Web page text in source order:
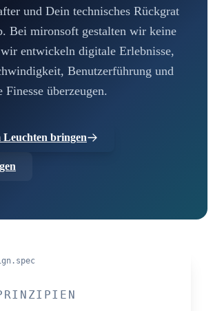
und Dein technisches Rückgrat
Bei mironsoft gestalten wir keine
entwickeln digitale Erlebnisse,
Benutzerführung und
Finesse überzeugen.
bringen